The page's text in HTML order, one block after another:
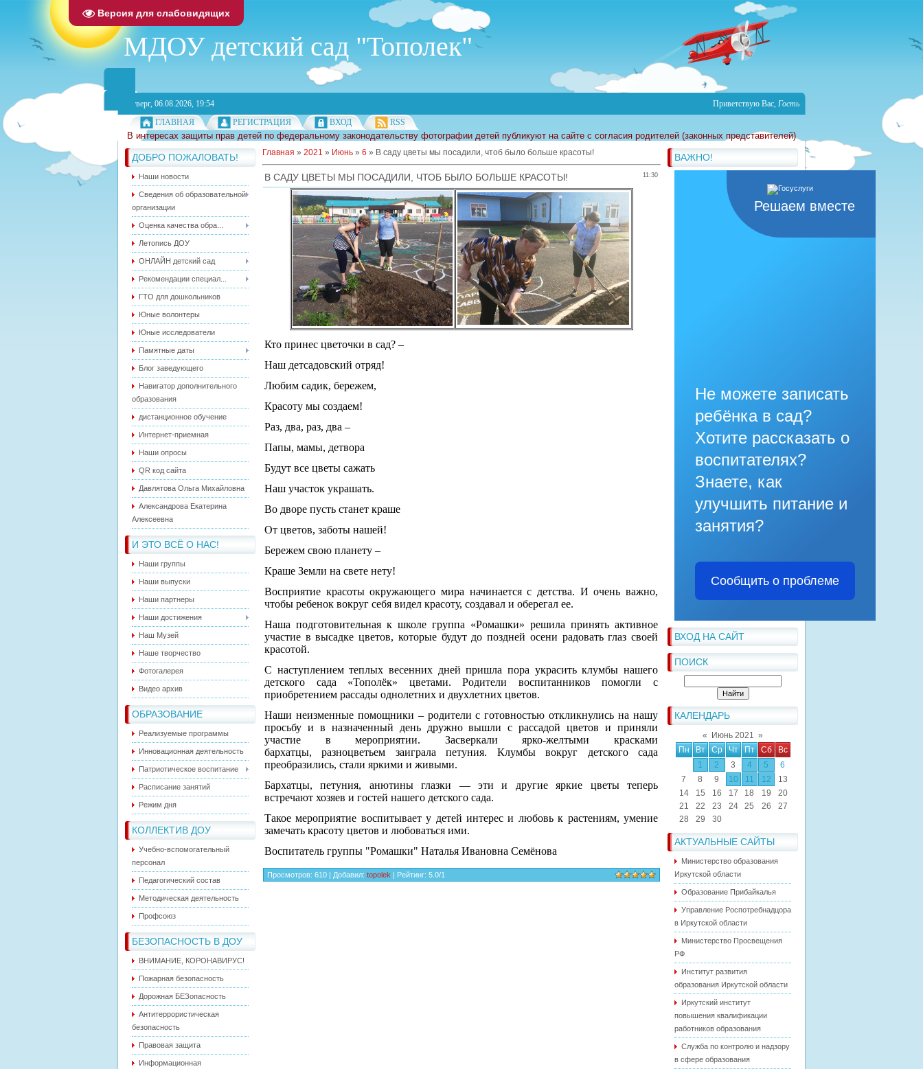
Версия для слабовидящих
МДОУ детский сад "Тополек"
Четверг, 06.08.2026, 19:54 Приветствую Вас, Гость
ГЛАВНАЯ
РЕГИСТРАЦИЯ ВХОД RSS
В интересах защиты прав детей по федеральному законодательству фотографии детей публикуют на сайте с согласия родителей (законных представителей)
ДОБРО ПОЖАЛОВАТЬ!
Наши новости
Сведения об образовательной
организации
Оценка качества обра...
Летопись ДОУ
ОНЛАЙН детский сад
Рекомендации специал...
ГТО для дошкольников
Юные волонтеры
Юные исследователи
Памятные даты
Блог заведующего
Навигатор дополнительного
образования
дистанционное обучение
Интернет-приемная
Наши опросы
QR код сайта
Давлятова Ольга Михайловна
Александрова Екатерина
Алексеевна
И ЭТО ВСЁ О НАС!
Наши группы
Наши выпуски
Наши партнеры
Наши достижения
Наш Музей
Наше творчество
Фотогалерея
Видео архив
ОБРАЗОВАНИЕ
Реализуемые программы
Инновационная деятельность
Патриотическое воспитание
Расписание занятий
Режим дня
КОЛЛЕКТИВ ДОУ
Учебно-вспомогательный
персонал
Педагогический состав
Методическая деятельность
Профсоюз
БЕЗОПАСНОСТЬ В ДОУ
ВНИМАНИЕ, КОРОНАВИРУС!
Пожарная безопасность
Дорожная БЕЗопасность
Антитеррористическая
безопасность
Правовая защита
Информационная
ВАЖНО!
Решаем вместе
Не можете записать
ребёнка в сад?
Хотите рассказать о
воспитателях?
Знаете, как
улучшить питание и
занятия?
Сообщить о проблеме
ВХОД НА САЙТ
ПОИСК
КАЛЕНДАРЬ
« Июнь 2021 »
Пн
Вт Ср Чт Пт Сб
Вс
1
2 3 4 5
6
7
8 9 10 11 12
13
14
15 16 17 18 19
20
21
22 23 24 25 26
27
28
29 30
АКТУАЛЬНЫЕ САЙТЫ
Министерство образования
Иркутской области
Образование Прибайкалья
Управление Роспотребнадцора
в Иркутской области
Министерство Просвещения
РФ
Институт развития
образования Иркутской области
Иркутский институт
повышения квалификации
работников образования
Служба по контролю и надзору
в сфере образования
Главная » 2021 » Июнь » 6 » В саду цветы мы посадили, чтоб было больше красоты!
11:30
В САДУ ЦВЕТЫ МЫ ПОСАДИЛИ, ЧТОБ БЫЛО БОЛЬШЕ КРАСОТЫ!
Кто принес цветочки в сад? –
Наш детсадовский отряд!
Любим садик, бережем,
Красоту мы создаем!
Раз, два, раз, два –
Папы, мамы, детвора
Будут все цветы сажать
Наш участок украшать.
Во дворе пусть станет краше
От цветов, заботы нашей!
Бережем свою планету –
Краше Земли на свете нету!
Восприятие красоты окружающего мира начинается с детства. И очень важно,
чтобы ребенок вокруг себя видел красоту, создавал и оберегал ее.
Наша подготовительная к школе группа «Ромашки» решила принять активное
участие в высадке цветов, которые будут до поздней осени радовать глаз своей
красотой.
С наступлением теплых весенних дней пришла пора украсить клумбы нашего
детского сада «Тополёк» цветами. Родители воспитанников помогли с
приобретением рассады однолетних и двухлетних цветов.
Наши неизменные помощники – родители с готовностью откликнулись на нашу
просьбу и в назначенный день дружно вышли с рассадой цветов и приняли
участие в мероприятии. Засверкали ярко-желтыми красками
бархатцы, разноцветьем заиграла петуния. Клумбы вокруг детского сада
преобразились, стали яркими и живыми.
Бархатцы, петуния, анютины глазки — эти и другие яркие цветы теперь
встречают хозяев и гостей нашего детского сада.
Такое мероприятие воспитывает у детей интерес и любовь к растениям, умение
замечать красоту цветов и любоваться ими.
Воспитатель группы "Ромашки" Наталья Ивановна Семёнова
Просмотров: 610 | Добавил: topolek | Рейтинг: 5.0/1